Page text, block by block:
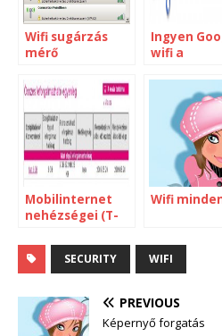
Wifi sugárzás
mérő
Ingyen
wifi a
Mobilinternet
nehézségei (T-
Wifi
SECURITY WIFI
PREVIOUS
Képernyő forgatás